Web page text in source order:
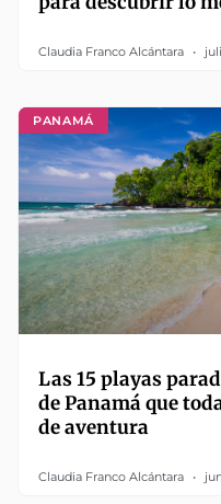
Claudia Franco Alcántara
PANAMÁ
Las 15 playas
de Panamá que
de aventura
Claudia Franco Alcántara